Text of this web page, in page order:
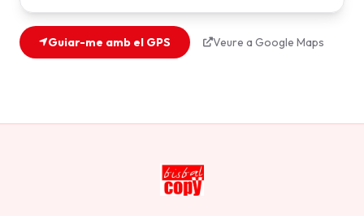
Guiar-me amb el GPS Veure a Google Maps